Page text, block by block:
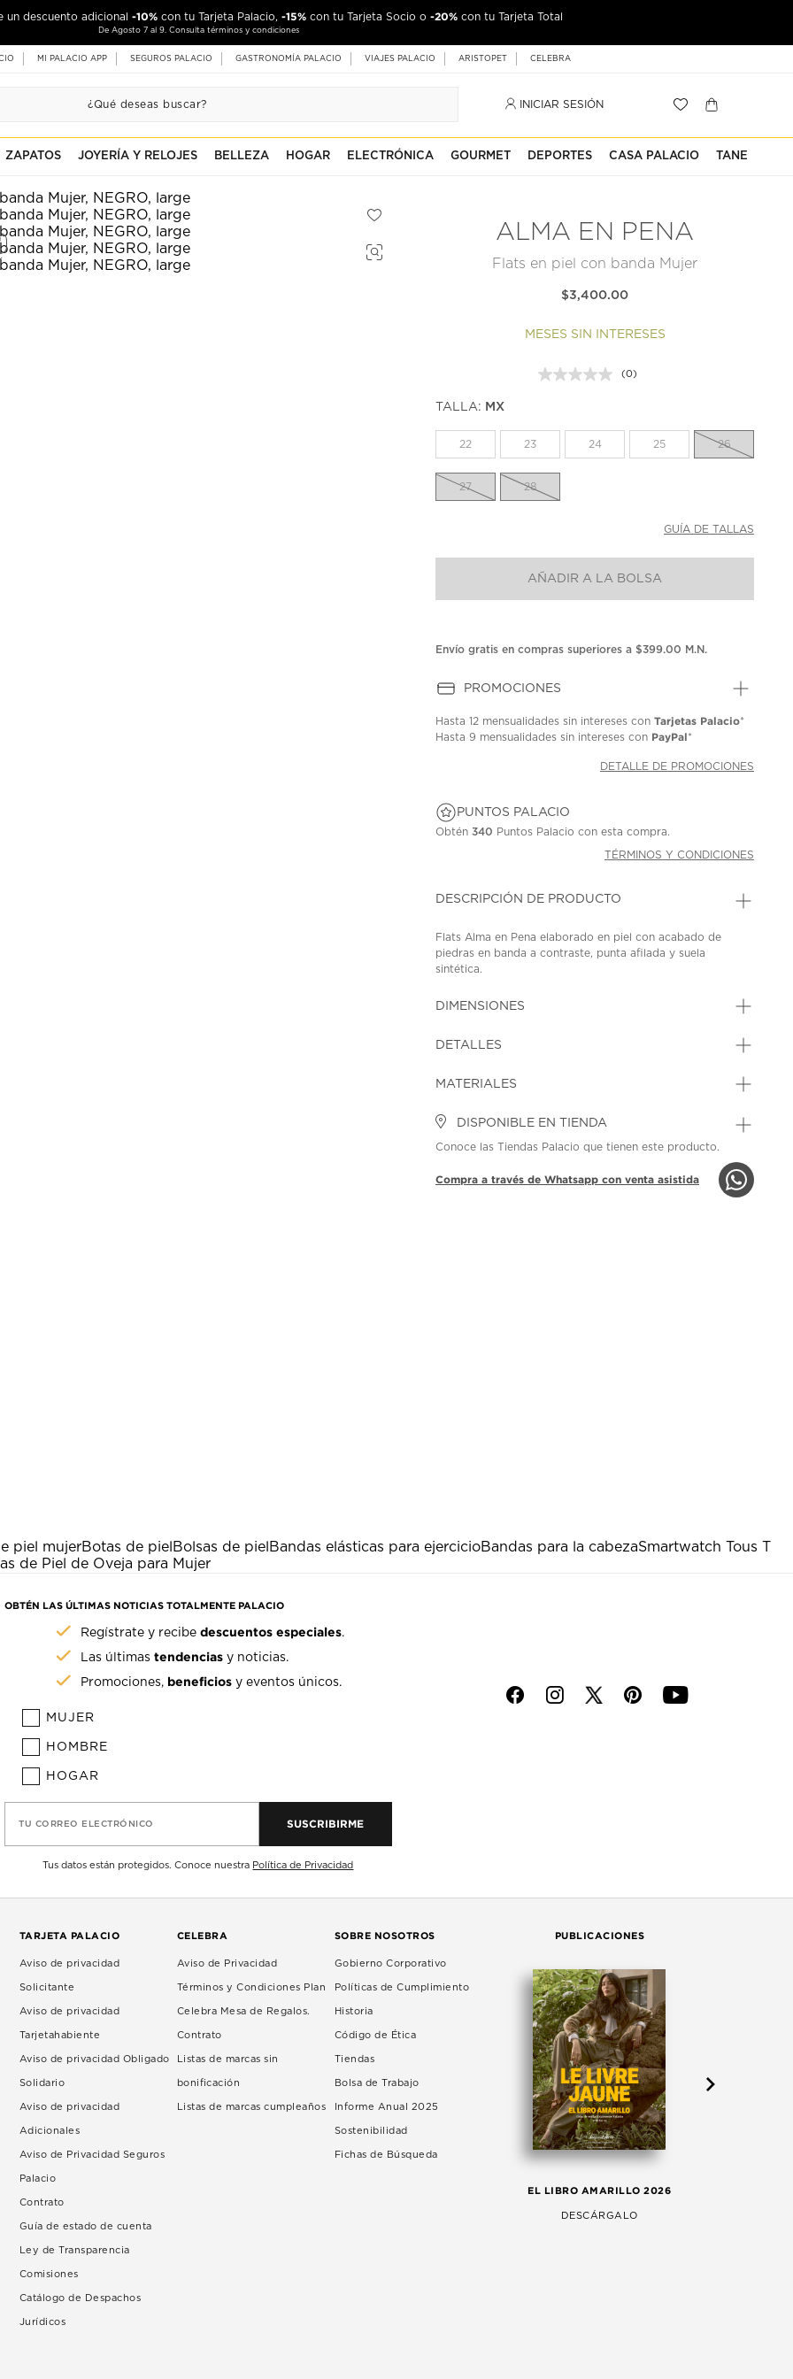
un descuento adicional -10% con tu Tarjeta Palacio, -15% con tu Tarjeta Socio o -20% con tu Tarjeta Total
De Agosto 7 al 9. Consulta términos y condiciones
MI PALACIO APP SEGUROS PALACIO GASTRONOMÍA PALACIO VIAJES PALACIO ARISTOPET CELEBRA
INICIAR SESIÓN
ZAPATOS JOYERÍA Y RELOJES BELLEZA HOGAR ELECTRÓNICA GOURMET DEPORTES CASA PALACIO TANE
ALMA EN PENA
Flats en piel con banda Mujer
$3,400.00
MESES SIN INTERESES
Sin
misma
(0)
TALLA: MX
22 23 24 25 26
27 28
GUÍA DE TALLAS
AÑADIR A LA BOLSA
Envío gratis en compras superiores a $399.00 M.N.
PROMOCIONES
Hasta12 mensualidades sin intereses conTarjetas Palacio*
Hasta9 mensualidades sin intereses con PayPal*
DETALLE DE PROMOCIONES
PUNTOS PALACIO
Obtén340 Puntos Palacio con esta compra.
TÉRMINOS Y CONDICIONES
DESCRIPCIÓN DE PRODUCTO
Flats Alma en Pena elaborado en piel con acabado de
piedras en banda a contraste, punta afilada y suela
sintética.
DIMENSIONES
DETALLES
MATERIALES
DISPONIBLE EN TIENDA
Conoce las Tiendas Palacio que tienen este producto.
Compra a través de Whatsapp con venta asistida
piel mujerBotas de piel Bolsas de piel Bandas elásticas para ejercicioBandas para la cabezaSmartwatch Tous T
de Piel de Oveja para Mujer
OBTÉN LAS ÚLTIMAS NOTICIAS TOTALMENTE PALACIO
Regístrate y recibedescuentos especiales.
Las últimastendencias y noticias.
Promociones, beneficios y eventos únicos.
MUJER
HOMBRE
HOGAR
TU CORREO ELECTRÓNICO SUSCRIBIRME
Tus datos están protegidos. Conoce nuestra Política de Privacidad
f i p y
TARJETA PALACIO
Aviso de privacidad
Solicitante
Aviso de privacidad
Tarjetahabiente
Aviso de privacidad Obligado
Solidario
Aviso de privacidad
Adicionales
Aviso de Privacidad Seguros
Palacio
Contrato
Guía de estado de cuenta
Ley de Transparencia
Comisiones
Catálogo de Despachos
Jurídicos
CELEBRA
Aviso de Privacidad
Términos y Condiciones Plan
Celebra Mesa de Regalos.
Contrato
Listas de marcas sin
bonificación
Listas de marcas cumpleaños
SOBRE NOSOTROS
Gobierno Corporativo
Políticas de Cumplimiento
Historia
Código de Ética
Tiendas
Bolsa de Trabajo
Informe Anual 2025
Sostenibilidad
Fichas de Búsqueda
PUBLICACIONES
EL LIBRO AMARILLO 2026
DESCÁRGALO